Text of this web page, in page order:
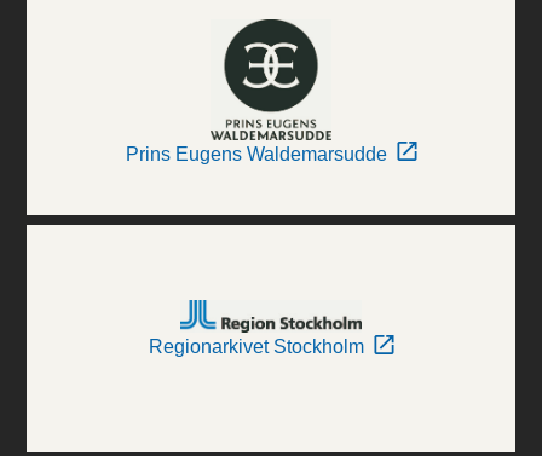
Prins Eugens Waldemarsudde
Regionarkivet Stockholm